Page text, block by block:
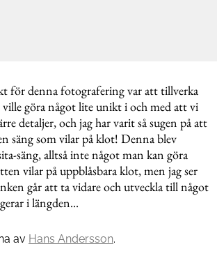
för denna fotografering var att tillverka
ville göra något lite unikt i och med att vi
detaljer, och jag har varit så sugen på att
säng som vilar på klot! Denna blev
säng, alltså inte något man kan göra
vilar på uppblåsbara klot, men jag ser
går att ta vidare och utveckla till något
i längden...
av Hans Andersson.